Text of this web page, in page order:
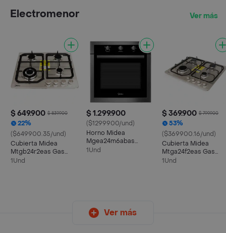
Electromenor Ver más
$ 649.900 $ 839.900
22%
($649900.35/und)
Cubierta Midea
Mtgb24r2eas Gas
Natural 60cm 4
1Und
$ 1.299.900
($1299900/und)
Horno Midea
Mgea24m6abas
Electrico Negro 70 Lt
1Und
$ 369.900 $ 799.900
53%
($369900.16/und)
Cubierta Midea
Mtga24f2eas Gas
Natural 60cm 4
1Und
Ver más